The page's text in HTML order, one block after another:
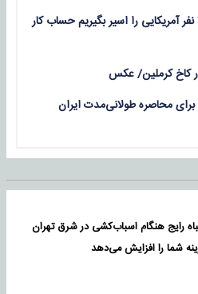
محسن رضایی: روزی که ۱۰۰ نفر آمریکایی را اسیر بگیریم حساب کار
کاخ کرملین/ عکس
محاصره طولانی‌مدت ایران
رایج هنگام اسباب‌کشی در شرق تهران
شما را افزایش می‌دهد